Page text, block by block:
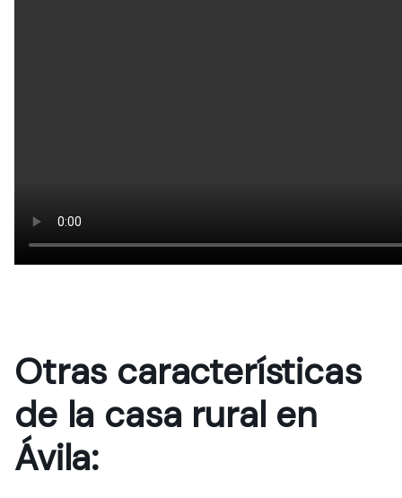
Otras características
de la casa rural en
Ávila: